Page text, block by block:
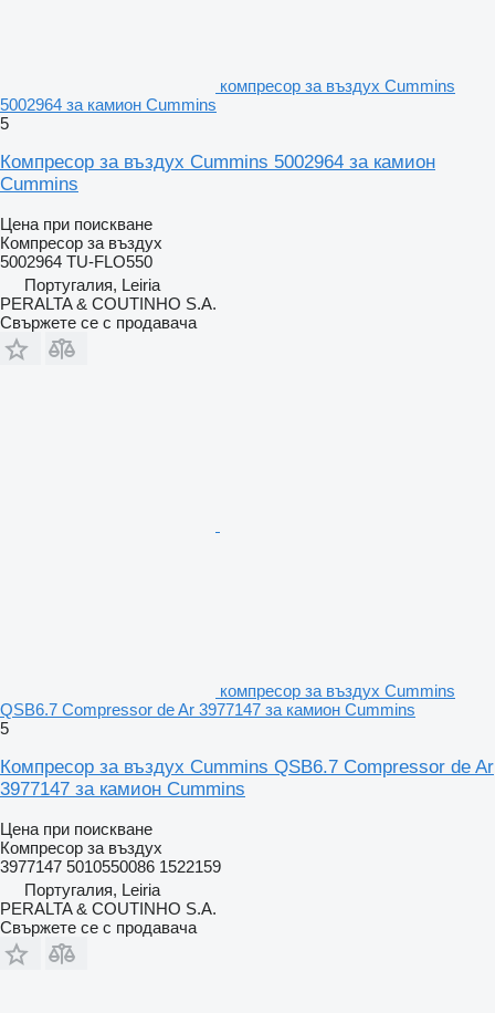
компресор за въздух Cummins
5002964 за камион Cummins
5
Компресор за въздух Cummins 5002964 за камион
Cummins
Цена при поискване
Компресор за въздух
5002964 TU-FLO550
Португалия, Leiria
PERALTA & COUTINHO S.A.
Свържете се с продавача
компресор за въздух Cummins
QSB6.7 Compressor de Ar 3977147 за камион Cummins
5
Компресор за въздух Cummins QSB6.7 Compressor de Ar
3977147 за камион Cummins
Цена при поискване
Компресор за въздух
3977147 5010550086 1522159
Португалия, Leiria
PERALTA & COUTINHO S.A.
Свържете се с продавача